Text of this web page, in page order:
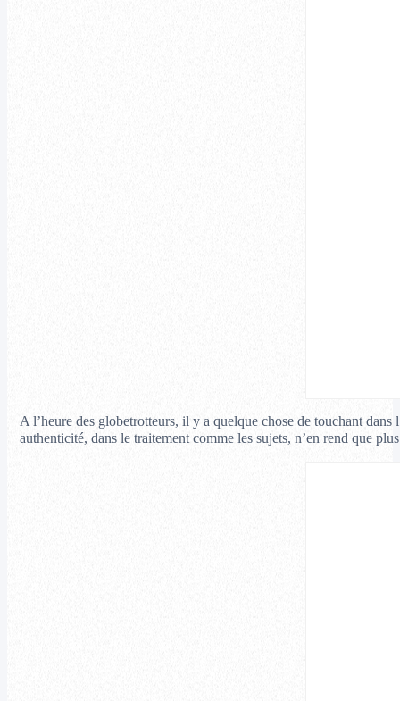
A l’heure des globetrotteurs, il y a quelque chose de touchant
authenticité, dans le traitement comme les sujets, n’en rend que